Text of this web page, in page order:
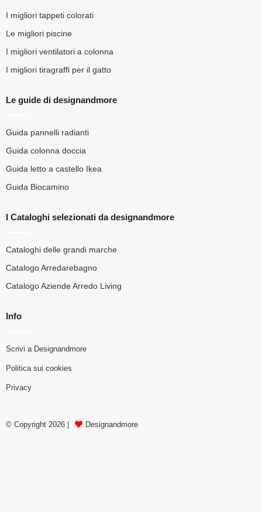
I migliori tappeti colorati
Le migliori piscine
I migliori ventilatori a colonna
I migliori tiragraffi per il gatto
Le guide di designandmore
Guida pannelli radianti
Guida colonna doccia
Guida letto a castello Ikea
Guida Biocamino
I Cataloghi selezionati da designandmore
Cataloghi delle grandi marche
Catalogo Arredarebagno
Catalogo Aziende Arredo Living
Info
Scrivi a Designandmore
Politica sui cookies
Privacy
© Copyright 2026 | Designandmore